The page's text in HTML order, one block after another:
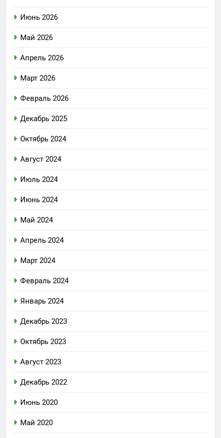
Июнь 2026
Май 2026
Апрель 2026
Март 2026
Февраль 2026
Декабрь 2025
Октябрь 2024
Август 2024
Июль 2024
Июнь 2024
Май 2024
Апрель 2024
Март 2024
Февраль 2024
Январь 2024
Декабрь 2023
Октябрь 2023
Август 2023
Декабрь 2022
Июнь 2020
Май 2020